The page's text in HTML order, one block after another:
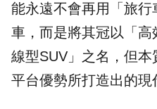
能永遠不會再用「旅
車，而是將其冠以「
線型SUV」之名，但
平台優勢所打造出的現